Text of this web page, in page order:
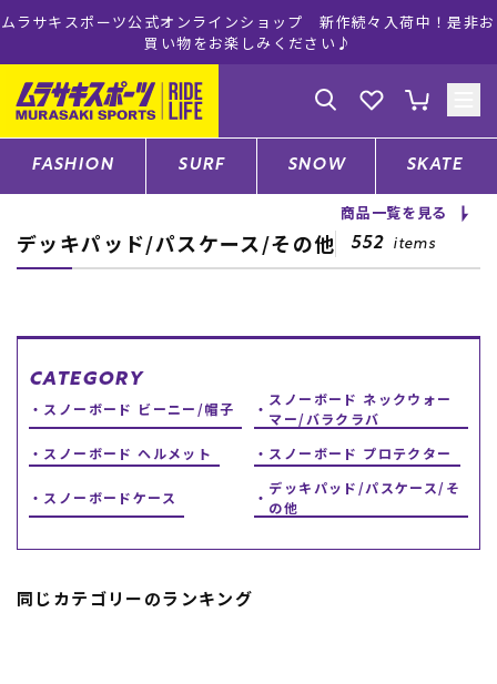
ムラサキスポーツ公式オンラインショップ 新作続々入荷中！是非お
買い物をお楽しみください♪
ゲスト様
ログイン 会員登録
店舗一覧
CATEGORY
ファッションTOP
サーフTOP
スケートTOP
FASHION SURF SNOW SKATE
商品一覧を見る
デッキパッド/パスケース/その他 552 items
CATEGORY
スノーボード ビーニー/帽子
スノーボード ネックウォー
マー/バラクラバ
スノーボード ヘルメット
スノーボード プロテクター
スノーボードケース
デッキパッド/パスケース/そ
の他
同じカテゴリーのランキング